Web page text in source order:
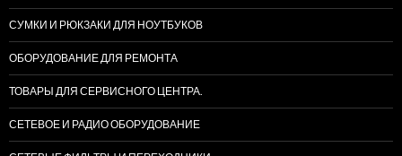
СУМКИ И РЮКЗАКИ ДЛЯ НОУТБУКОВ
ОБОРУДОВАНИЕ ДЛЯ РЕМОНТА
ТОВАРЫ ДЛЯ СЕРВИСНОГО ЦЕНТРА.
СЕТЕВОЕ И РАДИО ОБОРУДОВАНИЕ